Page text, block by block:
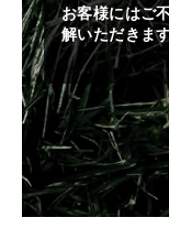
お客様にはご
解いただきま